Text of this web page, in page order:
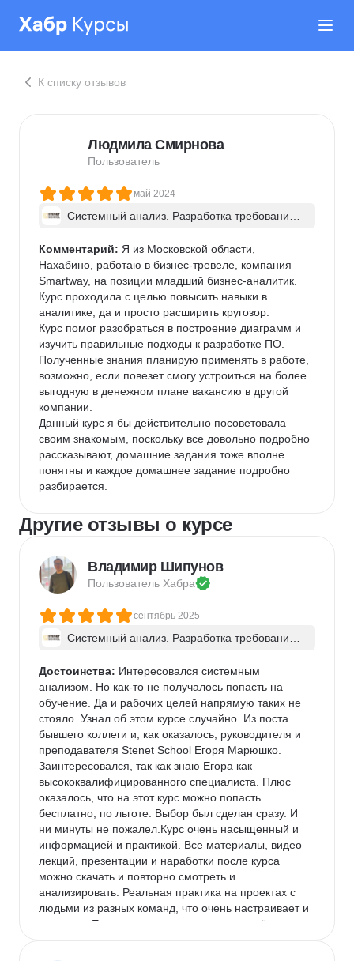
К списку отзывов
Людмила Смирнова
Пользователь
май 2024
Системный анализ. Разработка требований
нты - в группе
Комментарий: Я из Московской области,
Нахабино, работаю в бизнес-тревеле, компания
Smartway, на позиции младший бизнес-аналитик.
Курс проходила с целью повысить навыки в
аналитике, да и просто расширить кругозор.
Курс помог разобраться в построение диаграмм и
изучить правильные подходы к разработке ПО.
Полученные знания планирую применять в работе,
возможно, если повезет смогу устроиться на более
выгодную в денежном плане вакансию в другой
компании.
Данный курс я бы действительно посоветовала
своим знакомым, поскольку все довольно подробно
рассказывают, домашние задания тоже вполне
понятны и каждое домашнее задание подробно
разбирается.
Другие отзывы о курсе
Владимир Шипунов
Пользователь Хабра
сентябрь 2025
Системный анализ. Разработка требований
нты - в группе
Достоинства: Интересовался системным
анализом. Но как-то не получалось попасть на
обучение. Да и рабочих целей напрямую таких не
стояло. Узнал об этом курсе случайно. Из поста
бывшего коллеги и, как оказалось, руководителя и
преподавателя Stenet School Егоря Марюшко.
Заинтересовался, так как знаю Егора как
высококвалифицированного специалиста. Плюс
оказалось, что на этот курс можно попасть
бесплатно, по льготе. Выбор был сделан сразу. И
ни минуты не пожалел.Курс очень насыщенный и
информацией и практикой. Все материалы, видео
лекций, презентации и наработки после курса
можно скачать и повторно смотреть и
анализировать. Реальная практика на проектах с
людьми из разных команд, что очень настраивает и
помогает. Егор очень хорошо и понятно всё